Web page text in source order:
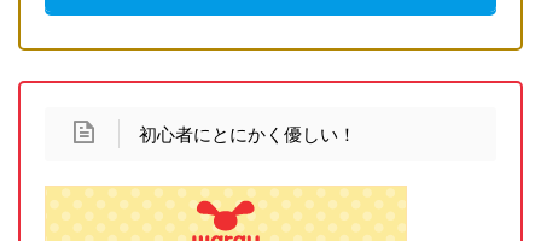
初心者にとにかく優しい！